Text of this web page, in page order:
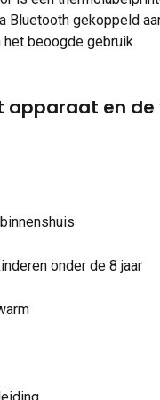
Bluetooth gekoppeld
beoogde gebruik.
apparaat en
onder de 8 jaar